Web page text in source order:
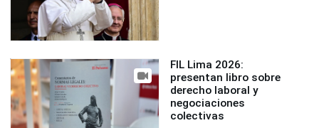
FIL Lima 2026:
presentan libro sobre
derecho laboral y
negociaciones
colectivas